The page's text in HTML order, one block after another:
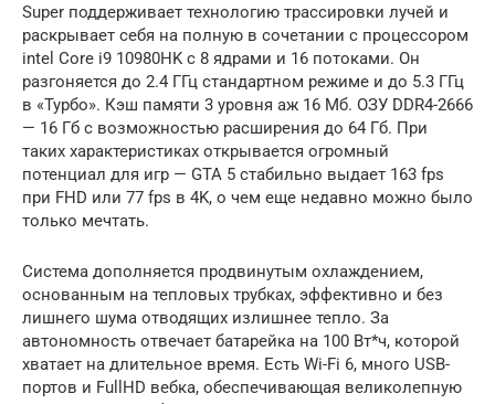
Super поддерживает технологию трассировки лучей и
раскрывает себя на полную в сочетании с процессором
intel Core i9 10980HK с 8 ядрами и 16 потоками. Он
разгоняется до 2.4 ГГц стандартном режиме и до 5.3 ГГц
в «Турбо». Кэш памяти 3 уровня аж 16 Мб. ОЗУ DDR4-2666
— 16 Гб с возможностью расширения до 64 Гб. При
таких характеристиках открывается огромный
потенциал для игр — GTA 5 стабильно выдает 163 fps
при FHD или 77 fps в 4K, о чем еще недавно можно было
только мечтать.
Система дополняется продвинутым охлаждением,
основанным на тепловых трубках, эффективно и без
лишнего шума отводящих излишнее тепло. За
автономность отвечает батарейка на 100 Вт*ч, которой
хватает на длительное время. Есть Wi-Fi 6, много USB-
портов и FullHD вебка, обеспечивающая великолепную